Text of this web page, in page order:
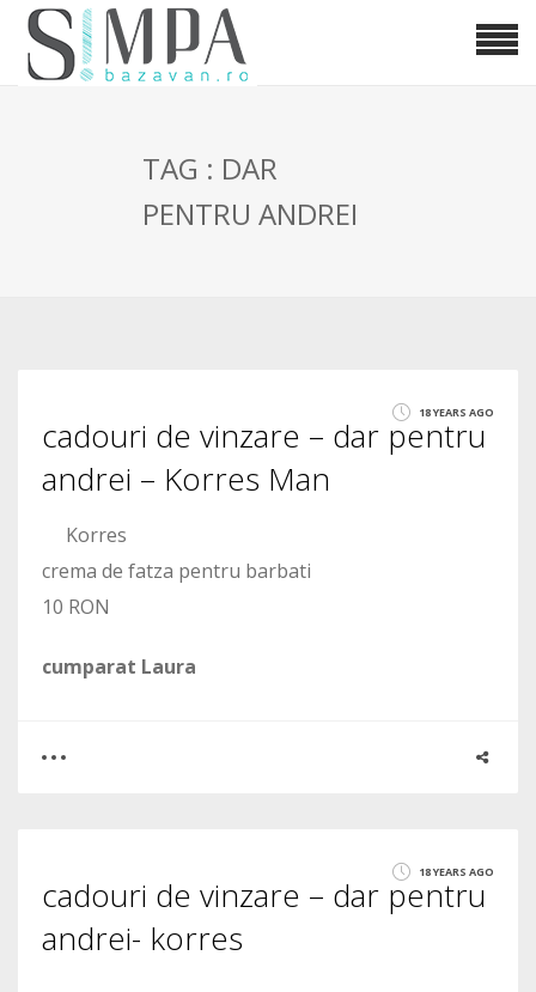
TAG : DAR
PENTRU ANDREI
18 YEARS AGO
cadouri de vinzare – dar pentru
andrei – Korres Man
Korres
crema de fatza pentru barbati
10 RON
cumparat Laura
1414
18 YEARS AGO
cadouri de vinzare – dar pentru
andrei- korres